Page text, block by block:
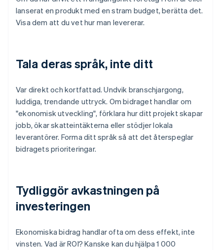
lanserat en produkt med en stram budget, berätta det.
Visa dem att du vet hur man levererar.
Tala deras språk, inte ditt
Var direkt och kortfattad. Undvik branschjargong,
luddiga, trendande uttryck. Om bidraget handlar om
"ekonomisk utveckling", förklara hur ditt projekt skapar
jobb, ökar skatteintäkterna eller stödjer lokala
leverantörer. Forma ditt språk så att det återspeglar
bidragets prioriteringar.
Tydliggör avkastningen på
investeringen
Ekonomiska bidrag handlar ofta om dess effekt, inte
vinsten. Vad är ROI? Kanske kan du hjälpa 1 000